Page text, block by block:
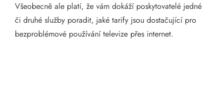
Všeobecně ale platí, že vám dokáží poskytovatelé jedné
či druhé služby poradit, jaké tarify jsou dostačující pro
bezproblémové používání televize přes internet.